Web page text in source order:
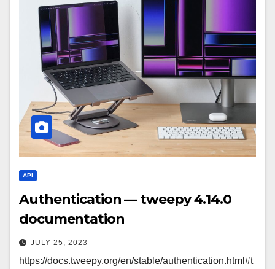
API
Authentication — tweepy 4.14.0
documentation
JULY 25, 2023
https://docs.tweepy.org/en/stable/authentication.html#t